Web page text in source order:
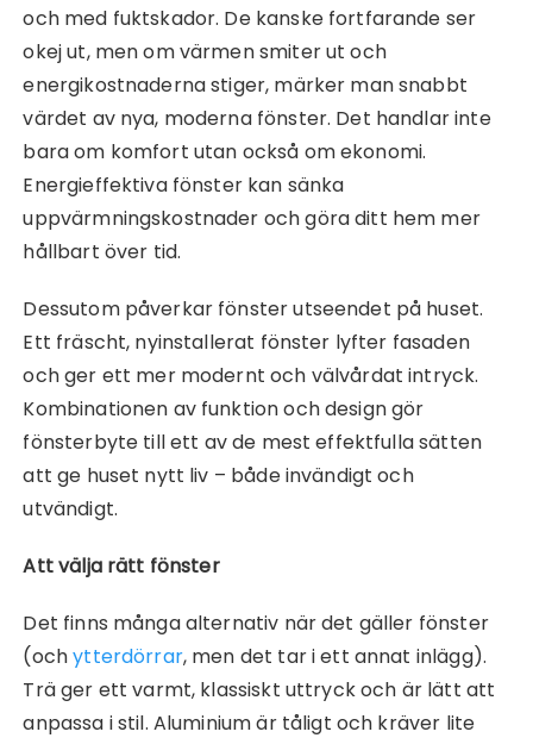
och med fuktskador. De kanske fortfarande ser
okej ut, men om värmen smiter ut och
energikostnaderna stiger, märker man snabbt
värdet av nya, moderna fönster. Det handlar inte
bara om komfort utan också om ekonomi.
Energieffektiva fönster kan sänka
uppvärmningskostnader och göra ditt hem mer
hållbart över tid.
Dessutom påverkar fönster utseendet på huset.
Ett fräscht, nyinstallerat fönster lyfter fasaden
och ger ett mer modernt och välvårdat intryck.
Kombinationen av funktion och design gör
fönsterbyte till ett av de mest effektfulla sätten
att ge huset nytt liv – både invändigt och
utvändigt.
Att välja rätt fönster
Det finns många alternativ när det gäller fönster
(ochytterdörrar, men det tar i ett annat inlägg).
Trä ger ett varmt, klassiskt uttryck och är lätt att
anpassa i stil. Aluminium är tåligt och kräver lite